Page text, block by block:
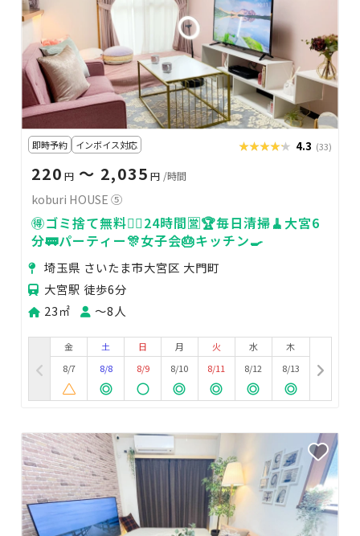
即時予約 インボイス対応 ★★★★★
★★★★★ 4.3 (33)
220 円 〜 2,035 円 /時間
koburi HOUSE ⑤
🉐ゴミ捨て無料🙆‍♀️24時間🈺🏆毎日清掃🧹大宮6
分🚃パーティー🎊女子会🎂キッチン🍳
埼玉県 さいたま市大宮区 大門町
大宮駅 徒歩6分
23㎡
〜8人
金
8/7
土
8/8
日
8/9
月
8/10
火
8/11
水
8/12
木
8/13